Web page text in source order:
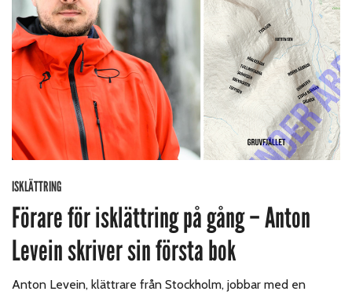
ISKLÄTTRING
Förare för isklättring på gång – Anton
Levein skriver sin första bok
Anton Levein, klättrare från Stockholm, jobbar med en